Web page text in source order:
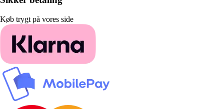
Køb trygt på vores side